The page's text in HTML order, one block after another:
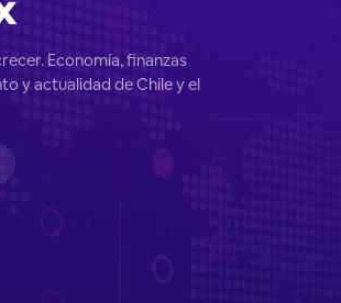
Economía, finanzas
y actualidad de Chile y el